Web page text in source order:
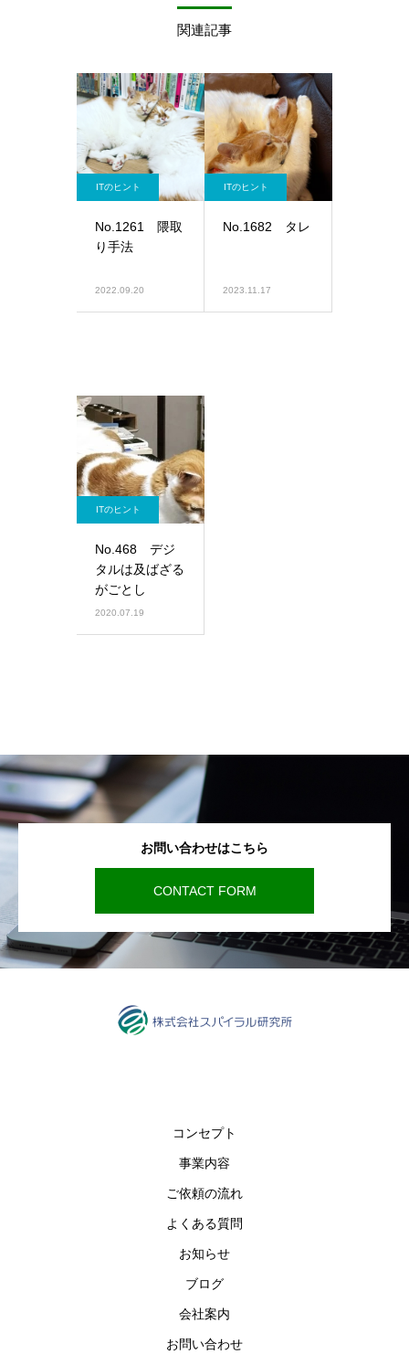
関連記事
ITのヒント
No.1261 隈取
り手法
2022.09.20
ITのヒント
No.1682 タレ
2023.11.17
ITのヒント
No.468 デジ
タルは及ばざる
がごとし
2020.07.19
お問い合わせはこちら
CONTACT FORM
コンセプト
事業内容
ご依頼の流れ
よくある質問
お知らせ
ブログ
会社案内
お問い合わせ